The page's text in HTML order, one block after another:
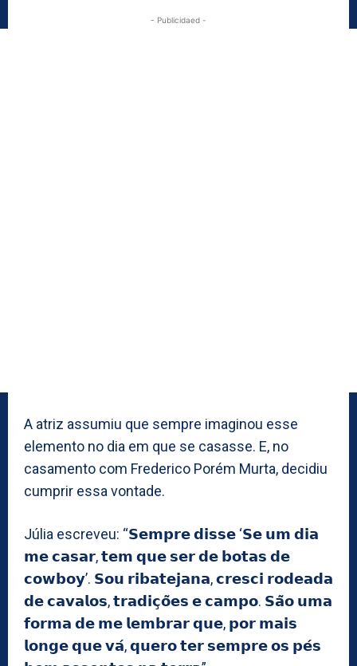
- Publicidaed -
A atriz assumiu que sempre imaginou esse
elemento no dia em que se casasse. E, no
casamento com Frederico Porém Murta, decidiu
cumprir essa vontade.
Júlia escreveu: “𝗦𝗲𝗺𝗽𝗿𝗲 𝗱𝗶𝘀𝘀𝗲 ‘𝗦𝗲 𝘂𝗺 𝗱𝗶𝗮
𝗺𝗲 𝗰𝗮𝘀𝗮𝗿, 𝘁𝗲𝗺 𝗾𝘂𝗲 𝘀𝗲𝗿 𝗱𝗲 𝗯𝗼𝘁𝗮𝘀 𝗱𝗲
𝗰𝗼𝘄𝗯𝗼𝘆’. 𝗦𝗼𝘂 𝗿𝗶𝗯𝗮𝘁𝗲𝗷𝗮𝗻𝗮, 𝗰𝗿𝗲𝘀𝗰𝗶 𝗿𝗼𝗱𝗲𝗮𝗱𝗮
𝗱𝗲 𝗰𝗮𝘃𝗮𝗹𝗼𝘀, 𝘁𝗿𝗮𝗱𝗶𝗰̧𝗼̃𝗲𝘀 𝗲 𝗰𝗮𝗺𝗽𝗼. 𝗦𝗮̃𝗼 𝘂𝗺𝗮
𝗳𝗼𝗿𝗺𝗮 𝗱𝗲 𝗺𝗲 𝗹𝗲𝗺𝗯𝗿𝗮𝗿 𝗾𝘂𝗲, 𝗽𝗼𝗿 𝗺𝗮𝗶𝘀
𝗹𝗼𝗻𝗴𝗲 𝗾𝘂𝗲 𝘃𝗮́, 𝗾𝘂𝗲𝗿𝗼 𝘁𝗲𝗿 𝘀𝗲𝗺𝗽𝗿𝗲 𝗼𝘀 𝗽𝗲́𝘀